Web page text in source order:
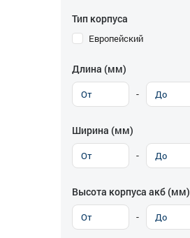
Тип корпуса
Европейский
Длина (мм)
-
Ширина (мм)
-
Высота корпуса акб (мм)
-